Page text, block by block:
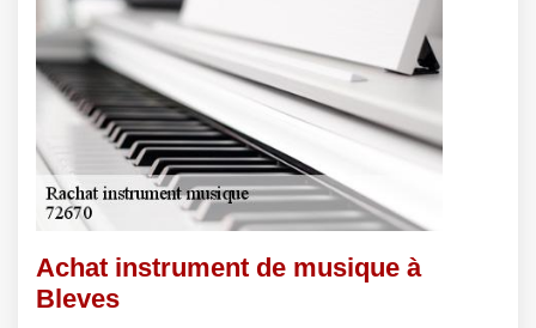
Achat instrument de musique à
Bleves